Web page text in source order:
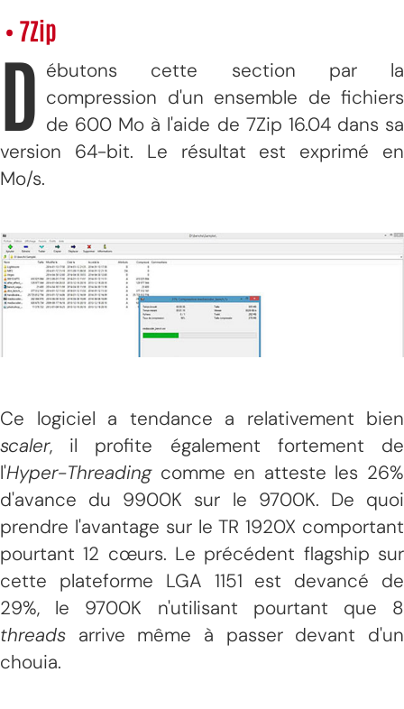
• 7Zip
D ébutons cette section par la
compression d'un ensemble de fichiers
de 600 Mo à l'aide de 7Zip 16.04 dans sa
version 64-bit. Le résultat est exprimé en
Mo/s.
Ce logiciel a tendance a relativement bien
scaler, il profite également fortement de
l'Hyper-Threadingcomme en atteste les 26%
d'avance du 9900K sur le 9700K. De quoi
prendre l'avantage sur le TR 1920X comportant
pourtant 12 cœurs. Le précédent flagship sur
cette plateforme LGA 1151 est devancé de
29%, le 9700K n'utilisant pourtant que 8
threads arrive même à passer devant d'un
chouia.